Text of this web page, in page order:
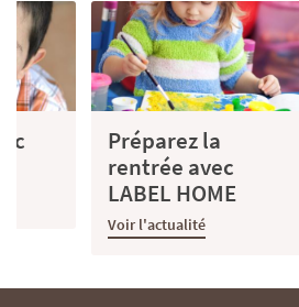
AVIS
CONTACTPréparez la
rentrée avec
LABEL HOME
Voir l'actualité